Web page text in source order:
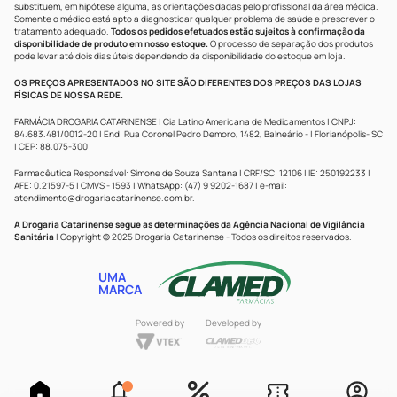
substituem, em hipótese alguma, as orientações dadas pelo profissional da área médica.
Somente o médico está apto a diagnosticar qualquer problema de saúde e prescrever o
tratamento adequado. Todos os pedidos efetuados estão sujeitos à confirmação da
disponibilidade de produto em nosso estoque.O processo de separação dos produtos
pode levar até dois dias úteis dependendo da disponibilidade do estoque em loja.
OS PREÇOS APRESENTADOS NO SITE SÃO DIFERENTES DOS PREÇOS DAS LOJAS
FÍSICAS DE NOSSA REDE.
FARMÁCIA DROGARIA CATARINENSE | Cia Latino Americana de Medicamentos | CNPJ:
84.683.481/0012-20 | End: Rua Coronel Pedro Demoro, 1482, Balneário - | Florianópolis- SC
| CEP: 88.075-300
Farmacêutica Responsável: Simone de Souza Santana | CRF/SC: 12106 | IE: 250192233 |
AFE: 0.21597-5 | CMVS - 1593 | WhatsApp: (47) 9 9202-1687 | e-mail:
atendimento@drogariacatarinense.com.br.
A Drogaria Catarinense segue as determinações da Agência Nacional de Vigilância
Sanitária | Copyright © 2025 Drogaria Catarinense - Todos os direitos reservados.
UMA
MARCA
Powered by Developed by